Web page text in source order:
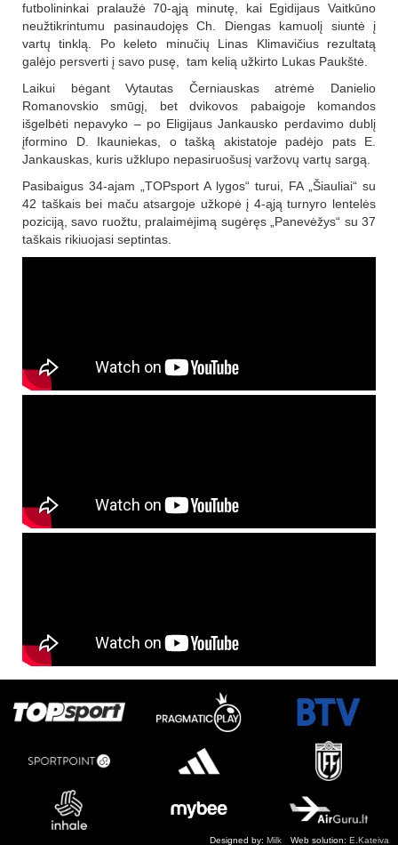
futbolininkai pralaužė 70-ąją minutę, kai Egidijaus Vaitkūno
neužtikrintumu pasinaudojęs Ch. Diengas kamuolį siuntė į
vartų tinklą. Po keleto minučių Linas Klimavičius rezultatą
galėjo persverti į savo pusę, tam kelią užkirto Lukas Paukštė.
Laikui bėgant Vytautas Černiauskas atrėmė Danielio
Romanovskio smūgį, bet dvikovos pabaigoje komandos
išgelbėti nepavyko – po Eligijaus Jankausko perdavimo dublį
įformino D. Ikauniekas, o tašką akistatoje padėjo pats E.
Jankauskas, kuris užklupo nepasiruošusį varžovų vartų sargą.
Pasibaigus 34-ajam „TOPsport A lygos“ turui, FA „Šiauliai“ su
42 taškais bei maču atsargoje užkopė į 4-ąją turnyro lentelės
poziciją, savo ruožtu, pralaimėjimą sugėręs „Panevėžys“ su 37
taškais rikiuojasi septintas.
Web solution: E.Kateiva
Designed by: Milk